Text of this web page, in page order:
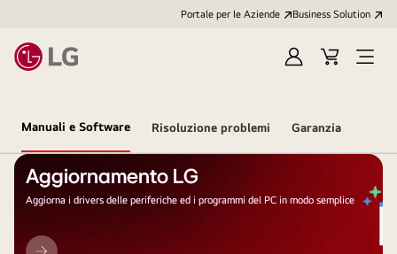
Portale per le Aziende Business Solution
AccediCart
Open
Manuali e Software Risoluzione problemi Garanzia
Aggiornamento LG
Aggiorna i drivers delle periferiche ed i programmi del PC in modo semplice
Aggiornamento